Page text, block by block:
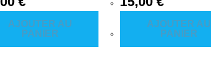
AJOUTER AU
PANIER
AJOUTER AU
PANIER